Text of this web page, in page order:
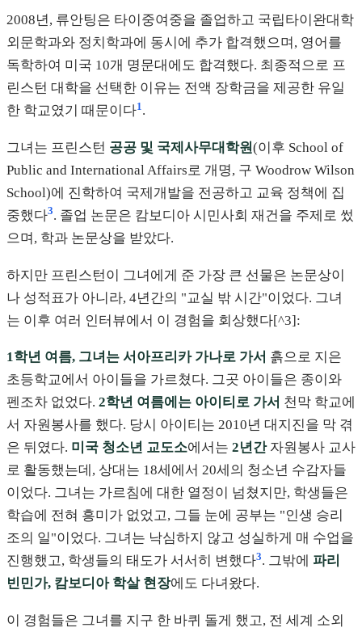
2008년, 류안팅은 타이중여중을 졸업하고 국립타이완대학
외문학과와 정치학과에 동시에 추가 합격했으며, 영어를
독학하여 미국 10개 명문대에도 합격했다. 최종적으로 프
린스턴 대학을 선택한 이유는 전액 장학금을 제공한 유일
한 학교였기 때문이다1 .
그녀는 프린스턴 공공 및 국제사무대학원(이후 School of
Public and International Affairs로 개명, 구 Woodrow Wilson
School)에 진학하여 국제개발을 전공하고 교육 정책에 집
중했다3. 졸업 논문은 캄보디아 시민사회 재건을 주제로 썼
으며, 학과 논문상을 받았다.
하지만 프린스턴이 그녀에게 준 가장 큰 선물은 논문상이
나 성적표가 아니라, 4년간의 "교실 밖 시간"이었다. 그녀
는 이후 여러 인터뷰에서 이 경험을 회상했다[^3]:
1학년 여름, 그녀는 서아프리카 가나로 가서 흙으로 지은
초등학교에서 아이들을 가르쳤다. 그곳 아이들은 종이와
펜조차 없었다. 2학년 여름에는 아이티로 가서 천막 학교에
서 자원봉사를 했다. 당시 아이티는 2010년 대지진을 막 겪
은 뒤였다. 미국 청소년 교도소에서는 2년간자원봉사 교사
로 활동했는데, 상대는 18세에서 20세의 청소년 수감자들
이었다. 그녀는 가르침에 대한 열정이 넘쳤지만, 학생들은
학습에 전혀 흥미가 없었고, 그들 눈에 공부는 "인생 승리
조의 일"이었다. 그녀는 낙심하지 않고 성실하게 매 수업을
진행했고, 학생들의 태도가 서서히 변했다3. 그밖에 파리
빈민가, 캄보디아 학살 현장에도 다녀왔다.
이 경험들은 그녀를 지구 한 바퀴 돌게 했고, 전 세계 소외